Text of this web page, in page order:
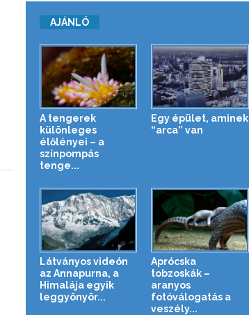
AJÁNLÓ
A tengerek
különleges
élőlényei – a
színpompás
tenge...
Egy épület, aminek
“arca” van
Látványos videón
az Annapurna, a
Himalája egyik
leggyönyör...
Aprócska
tobzoskák –
aranyos
fotóválogatás a
veszély...